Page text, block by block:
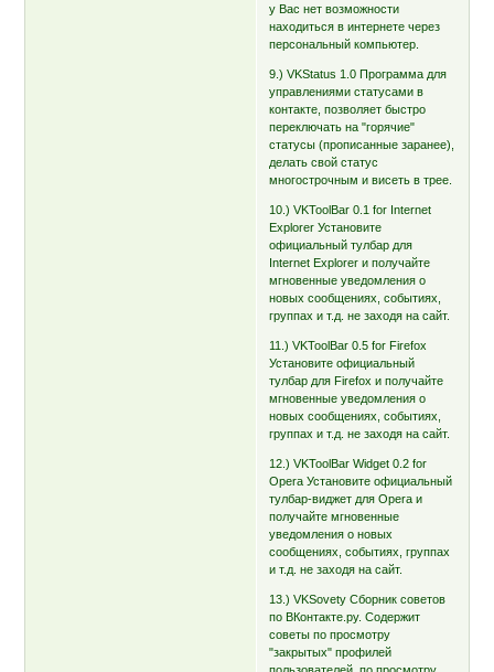
у Вас нет возможности
находиться в интернете через
персональный компьютер.
9.) VKStatus 1.0 Программа для
управлениями статусами в
контакте, позволяет быстро
переключать на "горячие"
статусы (прописанные заранее),
делать свой статус
многострочным и висеть в трее.
10.) VKToolBar 0.1 for Internet
Explorer Установите
официальный тулбар для
Internet Explorer и получайте
мгновенные уведомления о
новых сообщениях, событиях,
группах и т.д. не заходя на сайт.
11.) VKToolBar 0.5 for Firefox
Установите официальный
тулбар для Firefox и получайте
мгновенные уведомления о
новых сообщениях, событиях,
группах и т.д. не заходя на сайт.
12.) VKToolBar Widget 0.2 for
Opera Установите официальный
тулбар-виджет для Opera и
получайте мгновенные
уведомления о новых
сообщениях, событиях, группах
и т.д. не заходя на сайт.
13.) VKSovety Сборник советов
по ВКонтакте.ру. Содержит
советы по просмотру
"закрытых" профилей